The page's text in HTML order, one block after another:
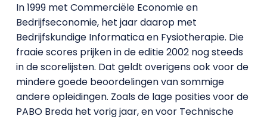
In 1999 met Commerciële Economie en
Bedrijfseconomie, het jaar daarop met
Bedrijfskundige Informatica en Fysiotherapie. Die
fraaie scores prijken in de editie 2002 nog steeds
in de scorelijsten. Dat geldt overigens ook voor de
mindere goede beoordelingen van sommige
andere opleidingen. Zoals de lage posities voor de
PABO Breda het vorig jaar, en voor Technische